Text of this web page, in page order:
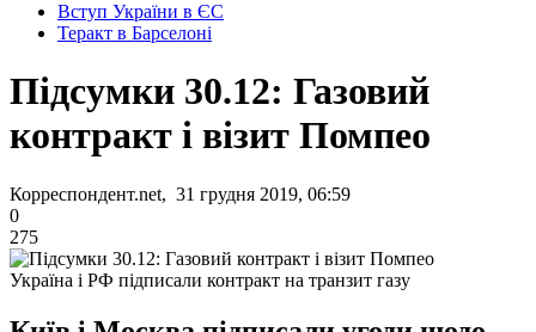
Вступ України в ЄС
Теракт в Барселоні
Підсумки 30.12: Газовий
контракт і візит Помпео
Корреспондент.net, 31 грудня 2019, 06:59
0
275
Україна і РФ підписали контракт на транзит газу